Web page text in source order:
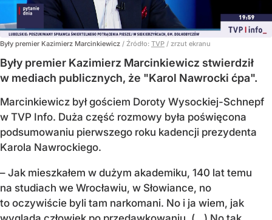
Były premier Kazimierz Marcinkiewicz / Źródło: TVP / zrzut ekranu
Były premier Kazimierz Marcinkiewicz stwierdził
w mediach publicznych, że "Karol Nawrocki ćpa".
Marcinkiewicz był gościem Doroty Wysockiej-Schnepf
w TVP Info. Duża część rozmowy była poświęcona
podsumowaniu pierwszego roku kadencji prezydenta
Karola Nawrockiego.
– Jak mieszkałem w dużym akademiku, 140 lat temu
na studiach we Wrocławiu, w Słowiance, no
to oczywiście byli tam narkomani. No i ja wiem, jak